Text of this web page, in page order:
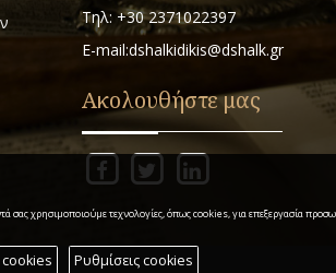
Τηλ: +30 2371022397
E-mail:dshalkidikis@dshalk.gr
Ακολουθήστε μας
σας χρησιμοποιούμε τεχνολογίες, όπως cookies, για επεξεργασία
Ρυθμίσεις cookies